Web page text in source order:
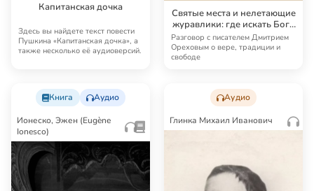
Капитанская дочка
Здесь вы найдете текст повести
Пушкина «Капитанская дочка», а
также несколько её аудиоверсий.
Святые места и нелетающие
журавлики: где искать Бога
сегодня?
Разговор с писателем Дмитрием
Ореховым о вере, традиции и
свободе
Книга Аудио
Ионеско, Эжен (Eugène
Ionesco)
Аудио
Глинка Михаил Иванович